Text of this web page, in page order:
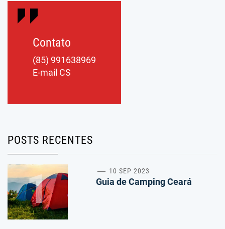
Contato
(85) 991638969
E-mail CS
POSTS RECENTES
1 10 SEP 2023
Guia de Camping Ceará